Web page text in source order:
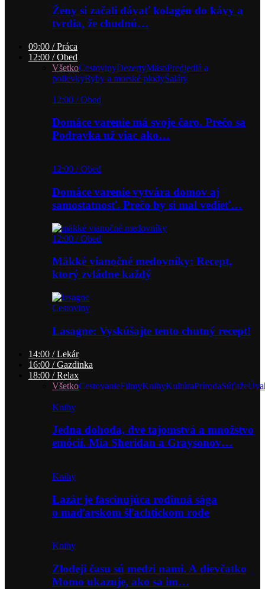
Ženy si začali dávať kolagén do kávy a
tvrdia, že chudnú…
09:00 / Práca
12:00 / Obed
VšetkoCestovinyDezertyMäsoPredjedlá a
polievkyRyby a morské plodyŠaláty
12:00 / Obed
Domáce varenie má svoje čaro. Prečo sa
Podravka už viac ako…
12:00 / Obed
Domáce varenie vytvára domov aj
samostatnosť. Prečo by si mal vedieť…
12:00 / Obed
Mäkké vianočné medovníky: Recept,
ktorý zvládne každý
Cestoviny
Lasagne: Vyskúšajte tento chutný recept!
14:00 / Lekár
16:00 / Gazdinka
18:00 / Relax
VšetkoCestovanieFilmyKnihyKultúraPrírodaSúťaže
Knihy
Jedna dohoda, dve tajomstvá a množstvo
emócií. Mia Sheridan a Graysonov…
Knihy
Lazár je fascinujúca rodinná sága
o maďarskom šľachtickom rode
Knihy
Zlodeji času sú medzi nami. A dievčatko
Momo ukazuje, ako sa im…